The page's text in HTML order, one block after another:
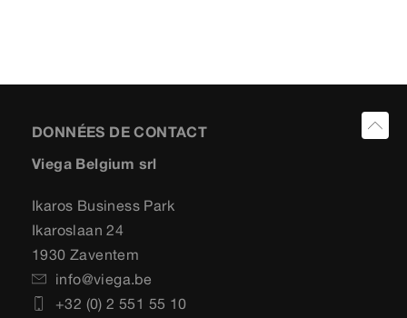
DONNÉES DE CONTACT
Viega Belgium srl
Ikaros Business Park
Ikaroslaan 24
1930 Zaventem
info@viega.be
+32 (0) 2 551 55 10